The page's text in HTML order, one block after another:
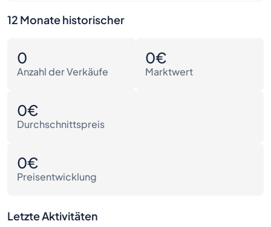
12 Monate historischer
0
Anzahl der Verkäufe
0€
Marktwert
0€
Durchschnittspreis
0€
Preisentwicklung
Letzte Aktivitäten